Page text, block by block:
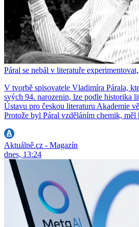
Páral se nebál v literatuře
V tvorbě spisovatele Vladimíra Párala,
svých 94. narozenin, lze podle historika
Ústavu pro českou literaturu Akademie
Protože byl Páral vzděláním chemik,
Aktuálně.cz - Magazín
dnes, 13:24